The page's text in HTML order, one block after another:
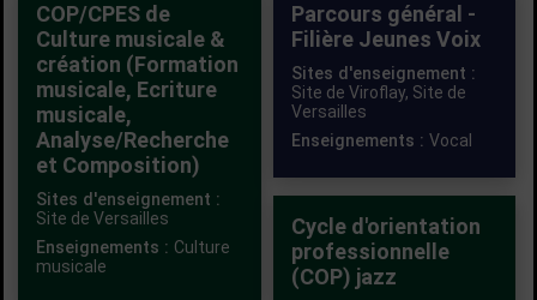
COP/CPES de
Culture musicale &
création (Formation
musicale, Ecriture
musicale,
Analyse/Recherche
et Composition)
Sites d'enseignement :
Site de Versailles
Enseignements : Culture
musicale
Parcours général -
Filière Jeunes Voix
Sites d'enseignement :
Site de Viroflay, Site de
Versailles
Enseignements : Vocal
Cycle d'orientation
professionnelle
(COP) jazz